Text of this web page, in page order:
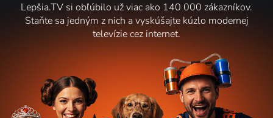
Lepšia.TV si obľúbilo už viac ako 140 000 zákazníkov.
Staňte sa jedným z nich a vyskúšajte kúzlo modernej
televízie cez internet.